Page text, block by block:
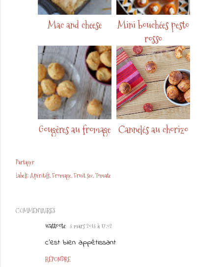
Mac and cheese
Mini bouchées pesto
rosso
Gougères au fromage Cannelés au chorizo
Partager
Labels: Apéritifs Fromage Fruit sec Tomate
COMMENTAIRES
wattoote 3 mars 2013 à 17:02
c'est bien appétissant
RÉPONDRE